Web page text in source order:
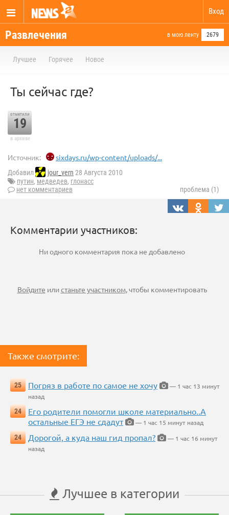
Вход
Развлечения в мою ленту 2679
Лучшее Горячее Новое
Ты сейчас где?
отметили
19
в архиве
Источник: sixdays.ru/wp-content/uploads/...
Добавил jour_vern 28 Августа 2010
путин, медведев, глонасс
нет комментариев
проблема (1)
Комментарии участников:
Ни одного комментария пока не добавлено
Войдите илистаньте участником, чтобы комментировать
Также смотрите:
25 Погряз в работе по самое не хочу
— 1 час 13 минут
назад
24
Его родители помогли школе материально..А
остальные ЕГЭ не сдадут
— 1 час 15 минут назад
24
Дорогой, а куда наш гид пропал?
— 1 час 16 минут
назад
Лучшее в категории